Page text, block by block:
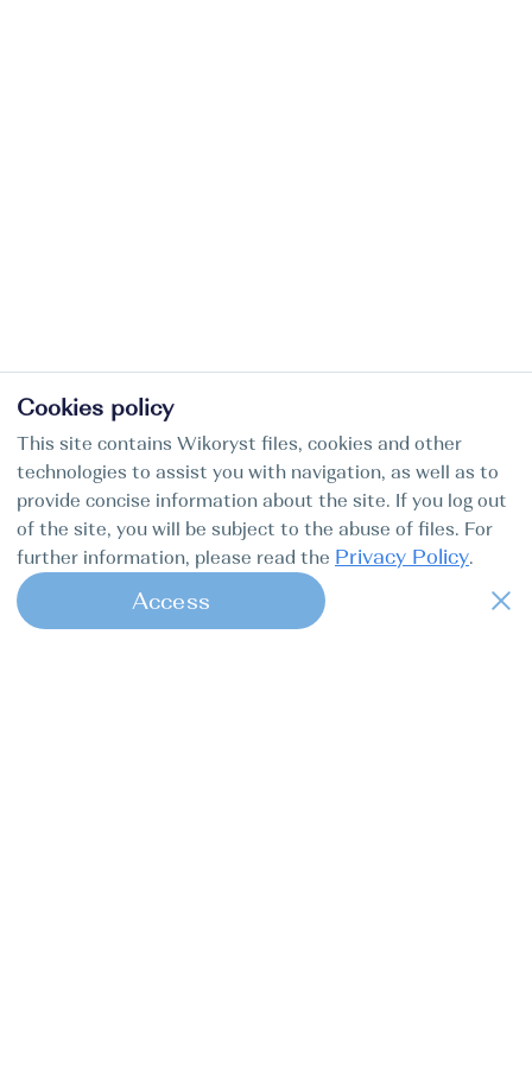
Cookies policy
This site contains Wikoryst files, cookies and other
technologies to assist you with navigation, as well as to
provide concise information about the site. If you log out
of the site, you will be subject to the abuse of files. For
further information, please read the Privacy Policy.
Access